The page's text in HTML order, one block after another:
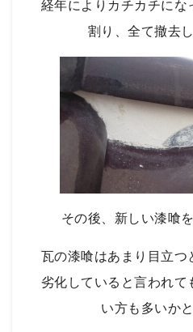
経年によりカチカチにな
割り、全て撤去
その後、新しい漆喰
瓦の漆喰はあまり目立つ
劣化していると言われて
い方も多いか